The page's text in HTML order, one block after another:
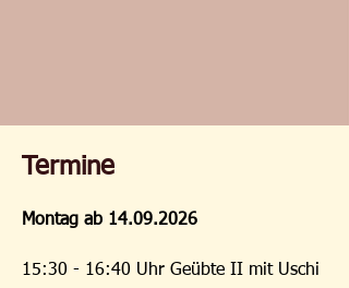
Aufbau eines stabilen Körperzentrums
Aktivierung der Tiefenmuskulatur
Ausprägung von straffen und
Termine
Montag ab 14.09.2026
15:30 - 16:40 Uhr Geübte II mit Uschi